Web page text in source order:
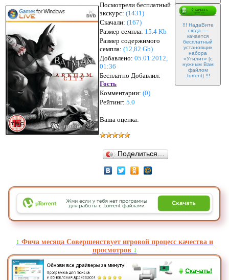
!!! НадаВите
сюда —
качается
бесплатный
установщик
набора
«Утилит» [с
нужным Вам
файлом
.torrent] !!!
Посмотрели бесплатный
экскурс: (1431)
Скачали: (167)
Размер семпла: 15.4 Kb
Размер содержимого
семпла: (12,82 Gb)
Добавлено: 05.01.2012,
01:36
Бесплатно Добавлил:
Гость
Комментарии: (0)
Рейтинг: 5.0
Ваша оценка:
Поделиться…
↕️ Фича месяца Совершенствует игровой процесс качества и
просмотров ↕️